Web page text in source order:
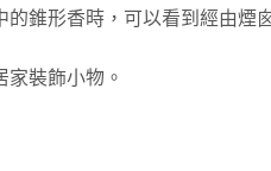
錐形香時，可以看到經由煙
裝飾小物。